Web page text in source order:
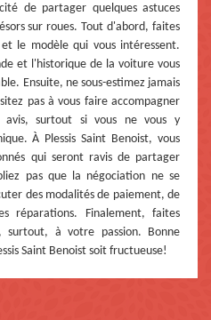
de partager quelques astuces
sur roues. Tout d'abord, faites
le modèle qui vous intéressent.
et l'historique de la voiture vous
Ensuite, ne sous-estimez jamais
pas à vous faire accompagner
surtout si vous ne vous y
À Plessis Saint Benoist, vous
qui seront ravis de partager
pas que la négociation ne se
des modalités de paiement, de
réparations. Finalement, faites
à votre passion. Bonne
Saint Benoist soit fructueuse!